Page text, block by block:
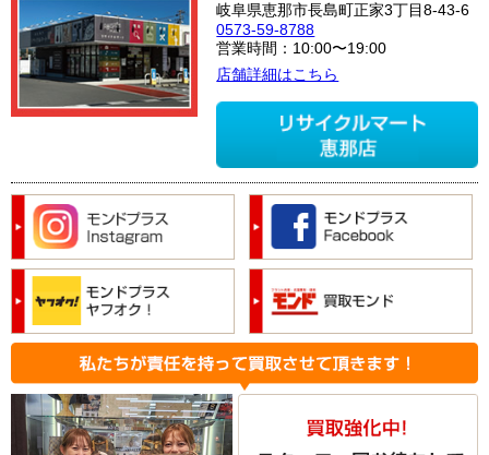
岐阜県恵那市長島町正家3丁目8-43-6
0573-59-8788
営業時間：10:00〜19:00
店舗詳細はこちら